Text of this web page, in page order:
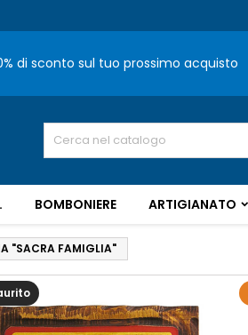
di sconto sul tuo prossimo acquisto
BOMBONIERE ARTIGIANATO
"SACRA FAMIGLIA"